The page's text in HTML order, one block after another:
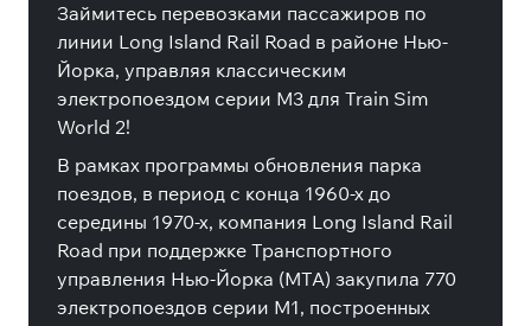
Займитесь перевозками пассажиров по
линии Long Island Rail Road в районе Нью-
Йорка, управляя классическим
электропоездом серии M3 для Train Sim
World 2!
В рамках программы обновления парка
поездов, в период с конца 1960-х до
середины 1970-х, компания Long Island Rail
Road при поддержке Транспортного
управления Нью-Йорка (MTA) закупила 770
электропоездов серии M1, построенных